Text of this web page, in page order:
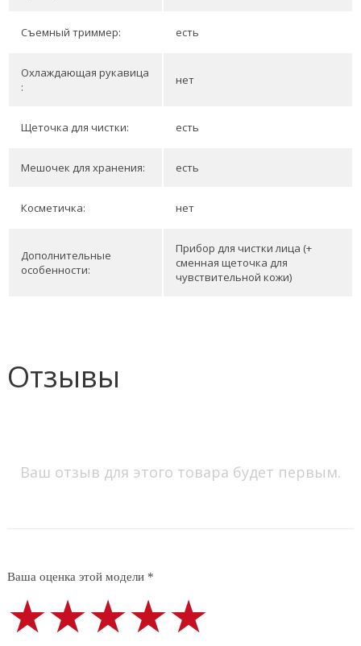
Съемный триммер: есть
Охлаждающая рукавица
:
нет
Щеточка для чистки: есть
Мешочек для хранения: есть
Косметичка: нет
Дополнительные
особенности:
Прибор для чистки лица (+
сменная щеточка для
чувствительной кожи)
Отзывы
Ваш отзыв для этого товара будет первым.
Ваша оценка этой модели *
★★★★★
★★★★★
★★★★★